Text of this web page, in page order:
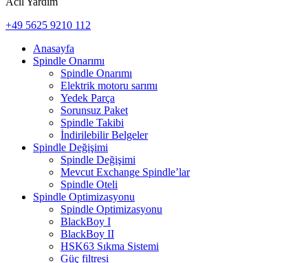
+49 5625 9210 112
Anasayfa
Spindle Onarımı
Spindle Onarımı
Elektrik motoru sarımı
Yedek Parça
Sorunsuz Paket
Spindle Takibi
İndirilebilir Belgeler
Spindle Değişimi
Spindle Değişimi
Mevcut Exchange Spindle’lar
Spindle Oteli
Spindle Optimizasyonu
Spindle Optimizasyonu
BlackBoy I
BlackBoy II
HSK63 Sıkma Sistemi
Güç filtresi